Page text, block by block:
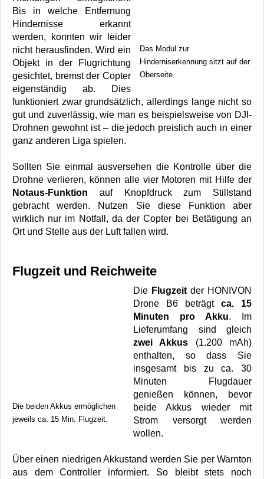
Das Modul zur
Hinderniserkennung sitzt auf der
Oberseite.
Bis in welche Entfernung
Hindernisse erkannt
werden, konnten wir leider
nicht herausfinden. Wird ein
Objekt in der Flugrichtung
gesichtet, bremst der Copter
eigenständig ab. Dies
funktioniert zwar grundsätzlich, allerdings lange nicht so
gut und zuverlässig, wie man es beispielsweise von DJI-
Drohnen gewohnt ist – die jedoch preislich auch in einer
ganz anderen Liga spielen.
Sollten Sie einmal ausversehen die Kontrolle über die
Drohne verlieren, können alle vier Motoren mit Hilfe der
Notaus-Funktion auf Knopfdruck zum Stillstand
gebracht werden. Nutzen Sie diese Funktion aber
wirklich nur im Notfall, da der Copter bei Betätigung an
Ort und Stelle aus der Luft fallen wird.
Flugzeit und Reichweite
Die beiden Akkus ermöglichen
jeweils ca. 15 Min. Flugzeit.
Die Flugzeit der HONIVON
Drone B6 beträgt ca. 15
Minuten pro Akku. Im
Lieferumfang sind gleich
zwei Akkus (1.200 mAh)
enthalten, so dass Sie
insgesamt bis zu ca. 30
Minuten Flugdauer
genießen können, bevor
beide Akkus wieder mit
Strom versorgt werden
wollen.
Über einen niedrigen Akkustand werden Sie per Warnton
aus dem Controller informiert. So bleibt stets noch